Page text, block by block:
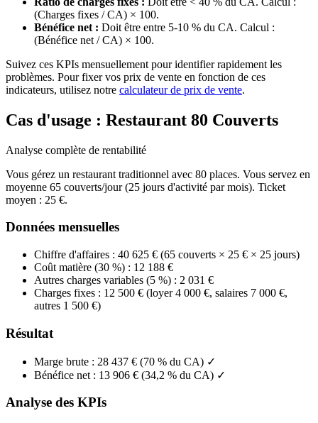
(Charges fixes / CA) × 100.
Bénéfice net : Doit être entre 5-10 % du CA. Calcul :
(Bénéfice net / CA) × 100.
Suivez ces KPIs mensuellement pour identifier rapidement les
problèmes. Pour fixer vos prix de vente en fonction de ces
indicateurs, utilisez notre calculateur de prix de vente.
Cas d'usage : Restaurant 80 Couverts
Analyse complète de rentabilité
Vous gérez un restaurant traditionnel avec 80 places. Vous servez en
moyenne 65 couverts/jour (25 jours d'activité par mois). Ticket
moyen : 25 €.
Données mensuelles
Chiffre d'affaires : 40 625 € (65 couverts × 25 € × 25 jours)
Coût matière (30 %) : 12 188 €
Autres charges variables (5 %) : 2 031 €
Charges fixes : 12 500 € (loyer 4 000 €, salaires 7 000 €,
autres 1 500 €)
Résultat
Marge brute : 28 437 € (70 % du CA) ✓
Bénéfice net : 13 906 € (34,2 % du CA) ✓
Analyse des KPIs